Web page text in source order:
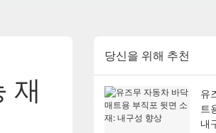
재
당신을 위해 추천
유
트
내